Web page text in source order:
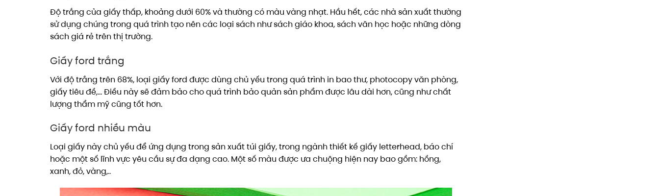
Độ trắng của giấy thấp, khoảng dưới 60% và thường có màu vàng nhạt. Hầu hết, các nhà sản xuất thường
sử dụng chúng trong quá trình tạo nên các loại sách như sách giáo khoa, sách văn học hoặc những dòng
sách giá rẻ trên thị trường.
Giấy ford trắng
Với độ trắng trên 68%, loại giấy ford được dùng chủ yếu trong quá trình in bao thư, photocopy văn phòng,
giấy tiêu đề,… Điều này sẽ đảm bảo cho quá trình bảo quản sản phẩm được lâu dài hơn, cũng như chất
lượng thẩm mỹ cũng tốt hơn.
Giấy ford nhiều màu
Loại giấy này chủ yếu để ứng dụng trong sản xuất túi giấy, trong ngành thiết kế giấy letterhead, báo chí
hoặc một số lĩnh vực yêu cầu sự đa dạng cao. Một số màu được ưa chuộng hiện nay bao gồm: hồng,
xanh, đỏ, vàng,..